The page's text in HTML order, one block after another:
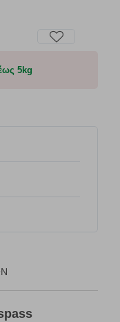
5kg